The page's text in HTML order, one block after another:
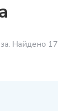
Найдено